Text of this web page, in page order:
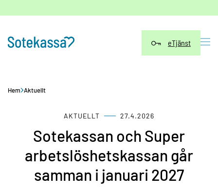
eTjänst
Hem Aktuellt
AKTUELLT 27.4.2026
Sotekassan och Super
arbetslöshetskassan går
samman i januari 2027